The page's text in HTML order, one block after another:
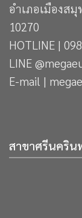
อำเภอเมืองส
10270
HOTLINE |
LINE
E-mail |
สาขาศรีนคริน